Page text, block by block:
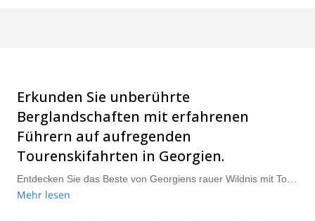
Erkunden Sie unberührte
Berglandschaften mit erfahrenen
Führern auf aufregenden
Tourenskifahrten in Georgien.
Mehr lesen